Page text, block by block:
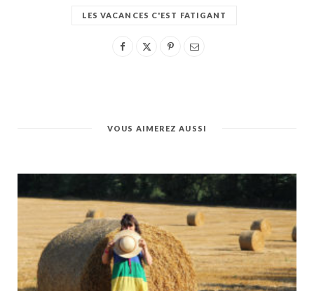
LES VACANCES C'EST FATIGANT
VOUS AIMEREZ AUSSI